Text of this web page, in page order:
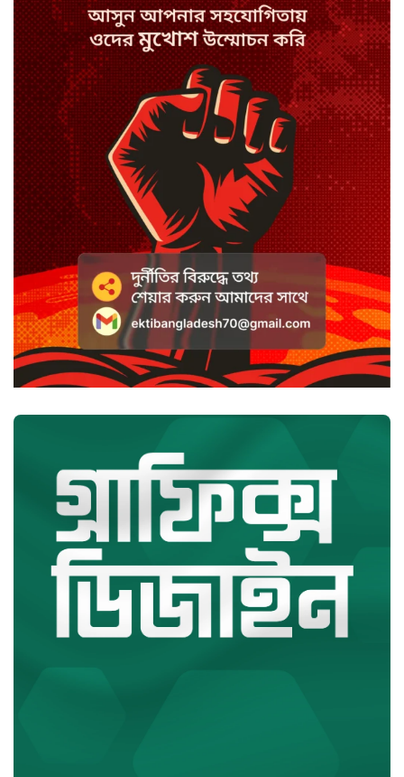
যুক্তরাজ্যে সামাজিকমাধ্যমের কারফিউ
মানছে না কিশোররা
কটাক্ষ আর বিদ্রূপে জমে উঠেছে
ভ্যান্সের রাজনীতি
সৌদি আরবে হুতি হামলায় শিশুসহ
আহত ১১